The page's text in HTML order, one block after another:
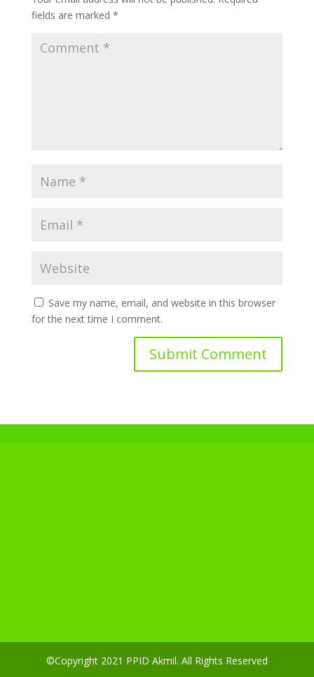
fields are marked *
Save my name, email, and website in this browser
for the next time I comment.
©Copyright 2021 PPID Akmil. All Rights Reserved